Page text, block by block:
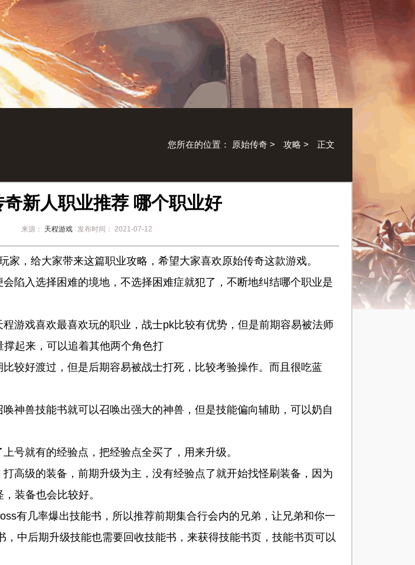
您所在的位置： 原始传奇 > 攻略 > 正文
奇新人职业推荐 哪个职业好
来源： 天程游戏 发布时间： 2021-07-12
，给大家带来这篇职业攻略，希望大家喜欢原始传奇这款游戏。
入选择困难的境地，不选择困难症就犯了，不断地纠结哪个职业是
戏喜欢最喜欢玩的职业，战士pk比较有优势，但是前期容易被法师
起来，可以追着其他两个角色打
好渡过，但是后期容易被战士打死，比较考验操作。而且很吃蓝
兽技能书就可以召唤出强大的神兽，但是技能偏向辅助，可以奶自
就有的经验点，把经验点全买了，用来升级。
级的装备，前期升级为主，没有经验点了就开始找怪刷装备，因为
装备也会比较好。
有几率爆出技能书，所以推荐前期集合行会内的兄弟，让兄弟和你一
，中后期升级技能也需要回收技能书，来获得技能书页，技能书页可以